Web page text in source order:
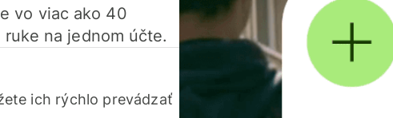
vo viac ako 40
na jednom účte.
ich rýchlo prevádzať